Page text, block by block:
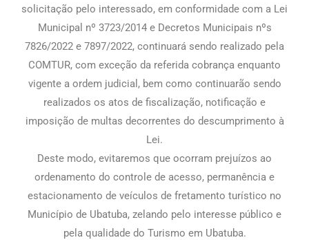
solicitação pelo interessado, em conformidade com a Lei
Municipal nº 3723/2014 e Decretos Municipais nºs
7826/2022 e 7897/2022, continuará sendo realizado pela
COMTUR, com exceção da referida cobrança enquanto
vigente a ordem judicial, bem como continuarão sendo
realizados os atos de fiscalização, notificação e
imposição de multas decorrentes do descumprimento à
Lei.
Deste modo, evitaremos que ocorram prejuízos ao
ordenamento do controle de acesso, permanência e
estacionamento de veículos de fretamento turístico no
Município de Ubatuba, zelando pelo interesse público e
pela qualidade do Turismo em Ubatuba.